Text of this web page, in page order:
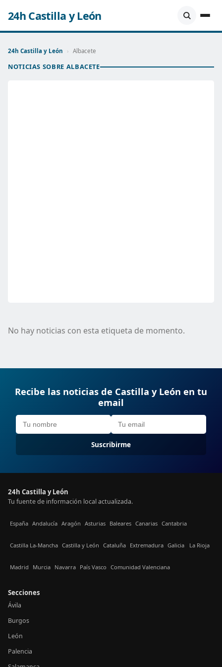
24h Castilla y León
24h Castilla y León › Albacete
NOTICIAS SOBRE ALBACETE
No hay noticias con esta etiqueta de momento.
Recibe las noticias de Castilla y León en tu
email
Suscribirme
24h Castilla y León
Tu fuente de información local actualizada.
España Andalucía Aragón Asturias Baleares Canarias Cantabria
Castilla La-Mancha Castilla y León Cataluña Extremadura Galicia La Rioja
Madrid Murcia Navarra País Vasco Comunidad Valenciana
Secciones
Ávila
Burgos
León
Palencia